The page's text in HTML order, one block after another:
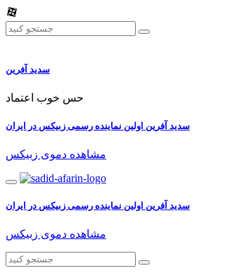
سدید آفرین
حس خوب اعتماد
سدید آفرین اولین نماینده رسمی زبیکس در ایران
مشاهده دموی زبیکس
سدید آفرین اولین نماینده رسمی زبیکس در ایران
مشاهده دموی زبیکس